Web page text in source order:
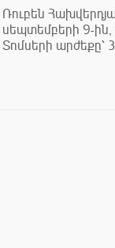
Ռուբեն
սեպտեմբերի 9-ին,
Տոմսերի արժեքը՝